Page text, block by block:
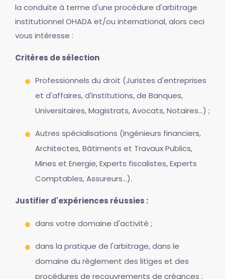
la conduite à terme d'une procédure d'arbitrage
institutionnel OHADA et/ou international, alors ceci
vous intéresse :
Critères de sélection
Professionnels du droit (Juristes d'entreprises
et d'affaires, d'Institutions, de Banques,
Universitaires, Magistrats, Avocats, Notaires...) ;
Autres spécialisations (Ingénieurs financiers,
Architectes, Bâtiments et Travaux Publics,
Mines et Energie, Experts fiscalistes, Experts
Comptables, Assureurs...).
Justifier d'expériences réussies :
dans votre domaine d'activité ;
dans la pratique de l'arbitrage, dans le
domaine du règlement des litiges et des
procédures de recouvrements de créances ;